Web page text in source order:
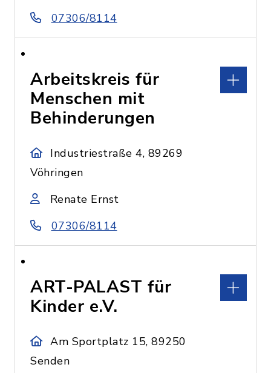
07306/8114
Arbeitskreis für
Menschen mit
Behinderungen
Industriestraße 4, 89269
Vöhringen
Renate Ernst
07306/8114
ART-PALAST für
Kinder e.V.
Am Sportplatz 15, 89250
Senden